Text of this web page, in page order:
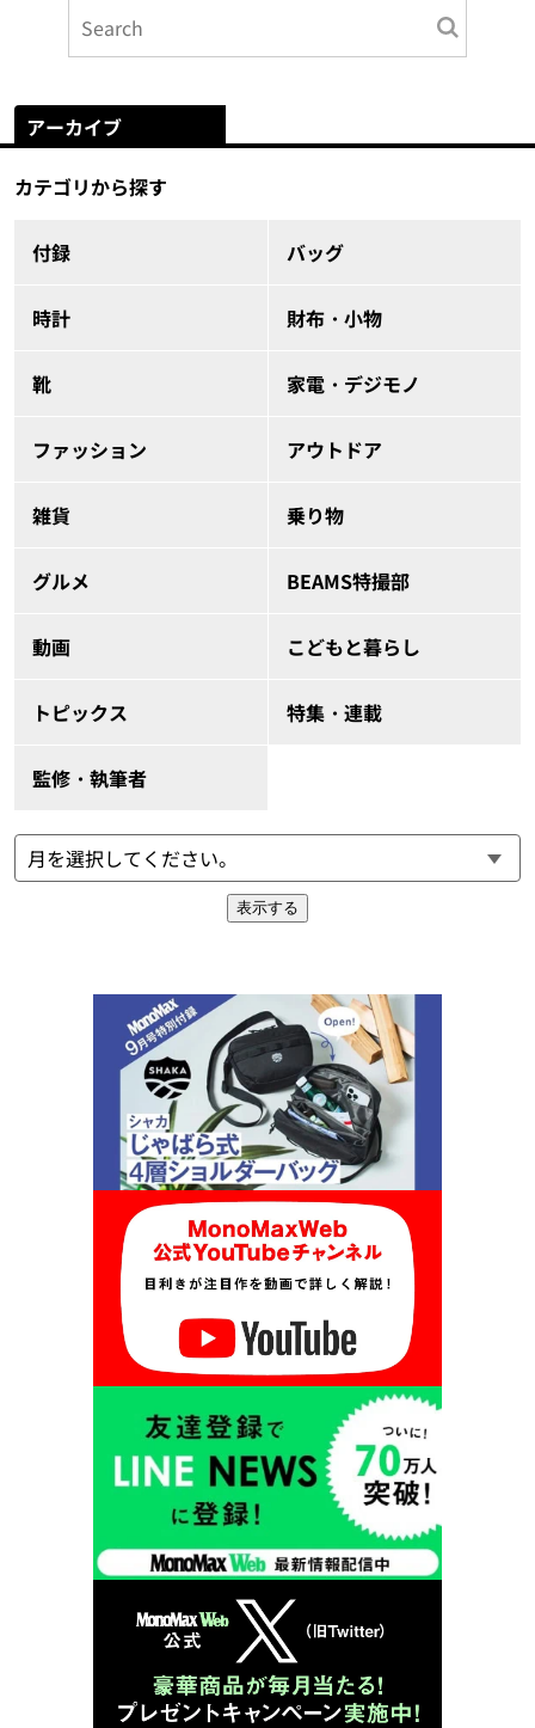
アーカイブ
カテゴリから探す
付録 バッグ
時計 財布・小物
靴 家電・デジモノ
ファッション アウトドア
雑貨 乗り物
グルメ BEAMS特撮部
動画 こどもと暮らし
トピックス 特集・連載
監修・執筆者
表示する